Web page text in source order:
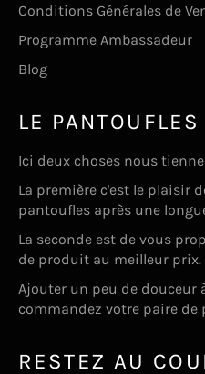
Conditions Générales de
Programme Ambassadeur
Blog
LE
Ici deux choses nous
La première c'est le plaisir
pantoufles après une
La seconde est de vous
de produit au meilleur
Ajouter un peu de douceur
commandez votre paire de
RESTEZ AU